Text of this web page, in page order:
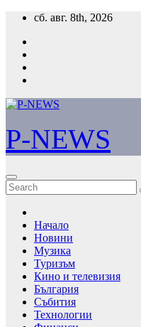
Skip
content
сб. авг. 8th, 2026
P-NEWS
Начало
Новини
Музика
Туризъм
Кино и телевизия
България
Събития
Технологии